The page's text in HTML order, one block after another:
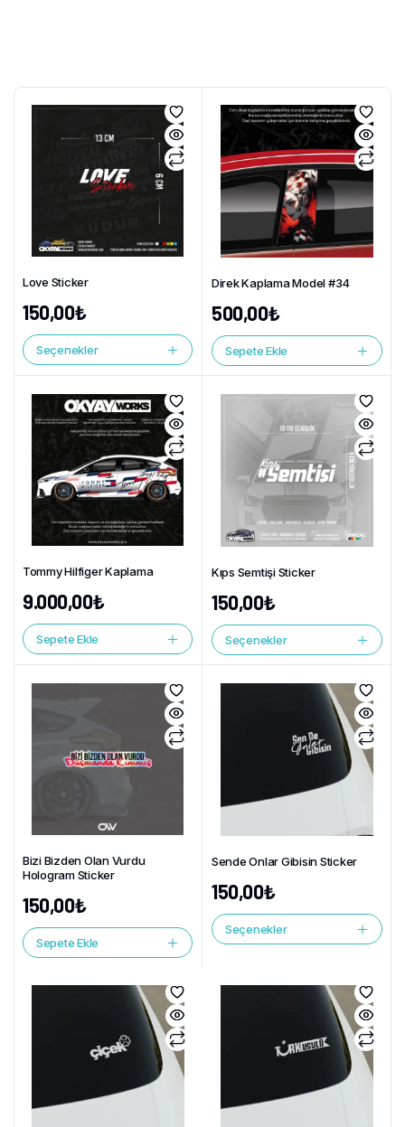
Love Sticker
150,00₺
Seçenekler
Direk Kaplama Model #34
500,00₺
Sepete Ekle
Tommy Hilfiger Kaplama
9.000,00₺
Sepete Ekle
Kıps Semtişi Sticker
150,00₺
Seçenekler
Bizi Bizden Olan Vurdu
Hologram Sticker
150,00₺
Sepete Ekle
Sende Onlar Gibisin Sticker
150,00₺
Seçenekler